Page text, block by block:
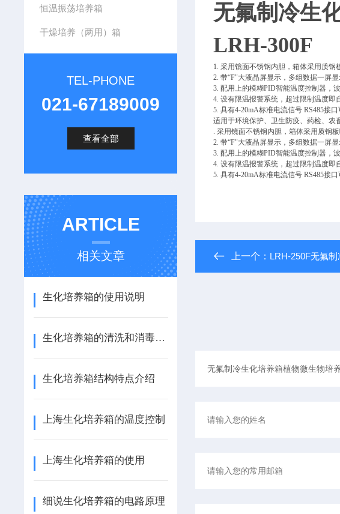
恒温振荡培养箱
干燥培养（两用）箱
TEL-PHONE
021-67189009
查看全部
ARTICLE
相关文章
生化培养箱的使用说明
生化培养箱的清洗和消毒的方法
生化培养箱结构特点介绍
上海生化培养箱的温度控制
上海生化培养箱的使用
细说生化培养箱的电路原理
无氟制冷生
LRH-300F
1. 采用镜面不锈钢内胆，箱体采用质钢
2. 带“F"大液晶屏显示，多组数据一屏
3. 配用上的模糊PID智能温度控制器，
4. 设有限温报警系统，超过限制温度即
5. 具有4-20mA标准电流信号 RS485接
适用于环境保护、卫生防疫、药检、农
. 采用镜面不锈钢内胆，箱体采用质钢
2. 带“F"大液晶屏显示，多组数据一屏
3. 配用上的模糊PID智能温度控制器，
4. 设有限温报警系统，超过限制温度即
5. 具有4-20mA标准电流信号 RS485接
上一个： LRH-250F无氟制冷实